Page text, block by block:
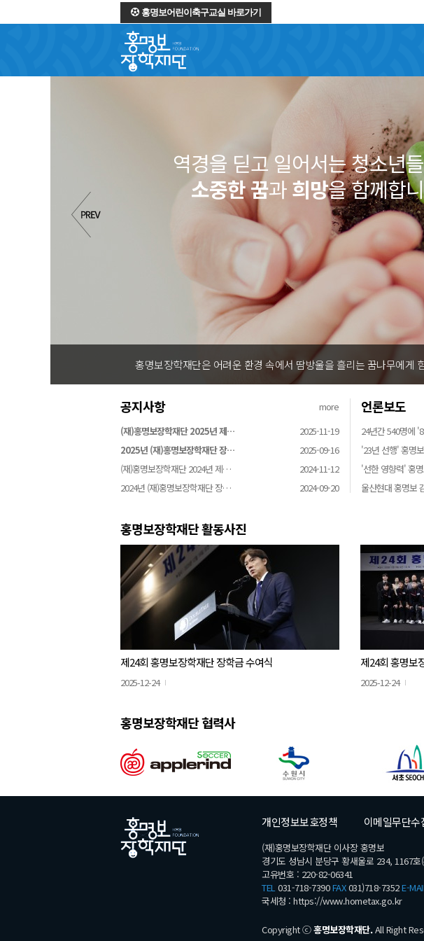
홍명보어린이축구교실 바로가기
역경을 딛고 일어서는 청소년
소중한 꿈과희망을 함께합
홍명보장학재단은 어려운 환경 속에서 땀방울을 흘리는 꿈나무에게
공지사항
more
(재)홍명보장학재단 2025년 제…
2025-11-19
2025년 (재)홍명보장학재단 장…
2025-09-16
(재)홍명보장학재단 2024년 제…
2024-11-12
2024년 (재)홍명보장학재단 장…
2024-09-20
언론보도
24년간 540명에
'23년 선행' 홍명
'선한 영향력' 홍
울산현대 홍명보
홍명보장학재단 활동사진
제24회 홍명보장학재단 장학금 수여식
2025-12-24
제24회 홍명보
2025-12-24
홍명보장학재단 협력사
개인정보보호정책 이메일무단수
(재)홍명보장학재단 이사장 홍명보
경기도 성남시 분당구 황새울로 234, 1167
고유번호 : 220-82-06341
TEL031-718-7390FAX031)718-7352E-
국세청 : https://www.hometax.go.kr
Copyright ⓒ홍명보장학재단.All Right